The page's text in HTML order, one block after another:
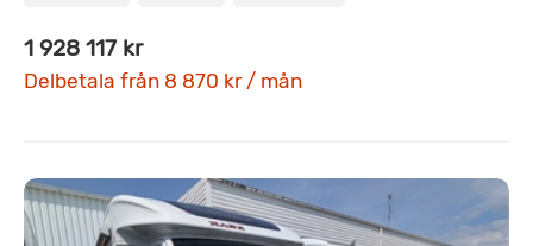
1 928 117 kr
Delbetala från 8 870 kr / mån